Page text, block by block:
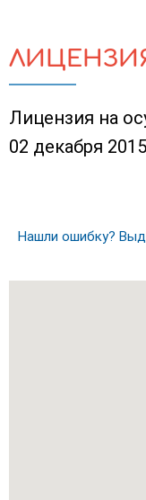
Лицензия на
02 декабря
Нашли ошибку?